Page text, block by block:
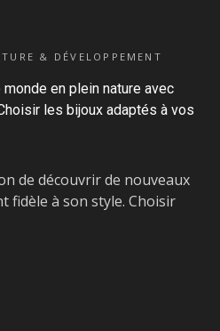
& DÉVELOPPEMENT
monde en plein nature avec
les bijoux adaptés à vos
de découvrir de nouveaux
fidèle à son style. Choisir